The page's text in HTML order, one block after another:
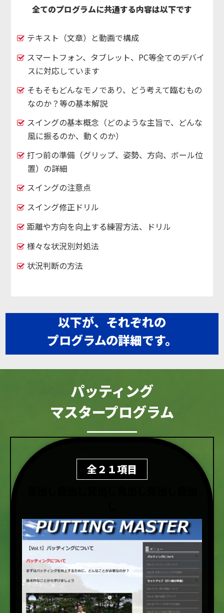
全てのプログラムに共通する内容は以下です
テキスト（文章）と動画で構成
スマートフォン、タブレット、PC等全てのデバイ
スに対応しています
そもそもどんなモノであり、どう考えて臨むもの
なのか？等の基本解説
スイングの基本概念（どのような主旨で、どんな
風に振るのか、動くのか）
打つ前の準備（グリップ、姿勢、方向、ボール位
置）の詳細
スイングの注意点
スイング修正ドリル
距離や方向を向上する練習方法、ドリル
様々な状況別対処法
状況判断の方法
以下が、それぞれの
プログラムの詳細です。
パッティング
マスタープログラム
全２１項目